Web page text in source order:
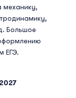
механику,
Большое
ЕГЭ.